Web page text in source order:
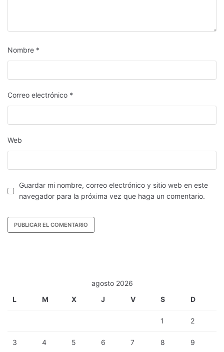
Nombre *
Correo electrónico *
Web
Guardar mi nombre, correo electrónico y sitio web en este
navegador para la próxima vez que haga un comentario.
agosto 2026
L
M X J V S D
1 2
3 4 5 6 7 8 9